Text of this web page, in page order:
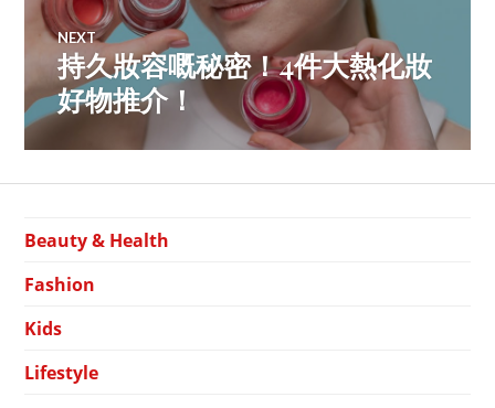
NEXT
Next
post:
持久妝容嘅秘密！4件大熱化妝
好物推介！
Beauty & Health
Fashion
Kids
Lifestyle